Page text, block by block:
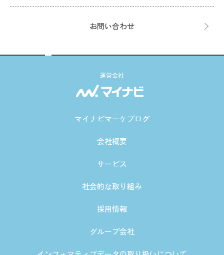
お問い合わせ
運営会社
マイナビマーケブログ
会社概要
サービス
社会的な取り組み
採用情報
グループ会社